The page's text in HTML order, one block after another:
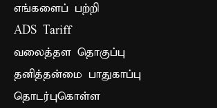
எங்களைப் பற்றி
ADS Tariff
வலைத்தள தொகுப்பு
தனித்தன்மை பாதுகாப்பு
தொடர்புகொள்ள